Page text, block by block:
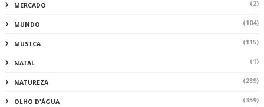
MERCADO (2)
MUNDO (104)
MUSICA (115)
NATAL (1)
NATUREZA (289)
OLHO D'ÁGUA (359)